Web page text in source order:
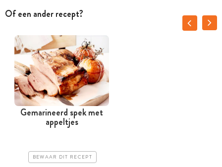
Of een ander recept?
Gemarineerd spek met
appeltjes
BEWAAR DIT RECEPT